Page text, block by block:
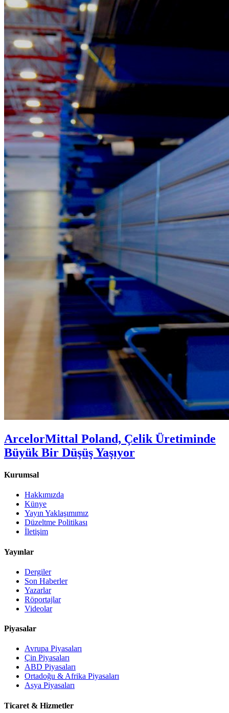
ArcelorMittal Poland, Çelik Üretiminde
Büyük Bir Düşüş Yaşıyor
Kurumsal
Hakkımızda
Künye
Yayın Yaklaşımımız
Düzeltme Politikası
İletişim
Yayınlar
Dergiler
Son Haberler
Yazarlar
Röportajlar
Videolar
Piyasalar
Avrupa Piyasaları
Çin Piyasaları
ABD Piyasaları
Ortadoğu & Afrika Piyasaları
Asya Piyasaları
Ticaret & Hizmetler